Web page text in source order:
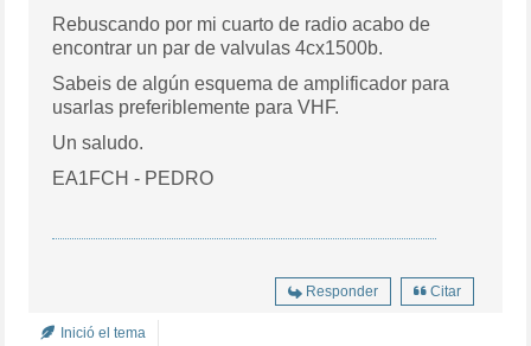
Rebuscando por mi cuarto de radio acabo de
encontrar un par de valvulas 4cx1500b.
Sabeis de algún esquema de amplificador para
usarlas preferiblemente para VHF.
Un saludo.
EA1FCH - PEDRO
Responder Citar
Inició el tema